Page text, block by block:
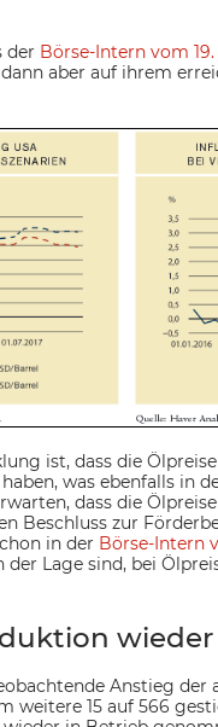
der Börse-Intern vom 19.
aber auf ihrem
ist, dass die
was ebenfalls in
dass die
Beschluss zur
in der Börse-Intern
Lage sind, bei
Anstieg
weitere 15 auf 566